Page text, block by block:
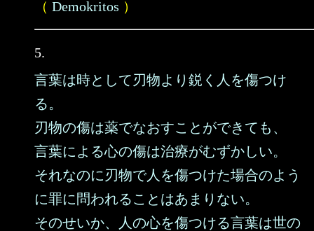
（ Demokritos ）
5.
言葉は時として刃物より鋭く人を傷つけ
る。
刃物の傷は薬でなおすことができても、
言葉による心の傷は治療がむずかしい。
それなのに刃物で人を傷つけた場合のよう
に罪に問われることはあまりない。
そのせいか、人の心を傷つける言葉は世の